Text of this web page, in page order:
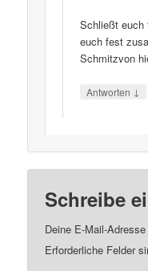
Schließt
euch fest
Schmitzvon
Antworten ↓
Schreibe
Deine E-Mail-
Erforderliche Felder